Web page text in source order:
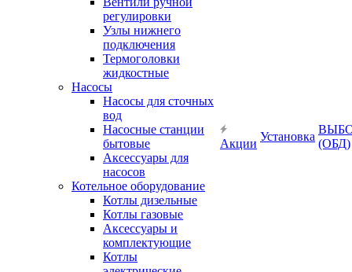
регулировки
Узлы нижнего
подключения
Термоголовки
жидкостные
Насосы
Насосы для сточных
вод
Насосные станции
бытовые
Аксессуары для
насосов
Котельное оборудование
Котлы дизельные
Котлы газовые
Аксессуары и
комплектующие
Котлы
Акции
Установка
(ОБД)